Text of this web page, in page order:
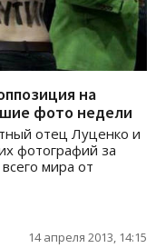
на
фото недели
отец Луценко и
фотографий за
мира от
14 апреля 2013, 14:15